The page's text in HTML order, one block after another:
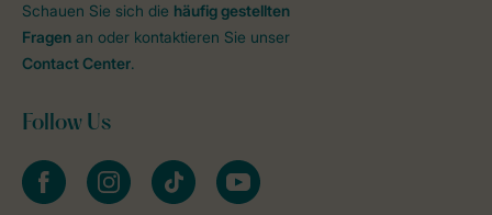
Schauen Sie sich die häufig gestellten
Fragen an oder kontaktieren Sie unser
Contact Center.
Follow Us
facebookinstagramtiktok youtube